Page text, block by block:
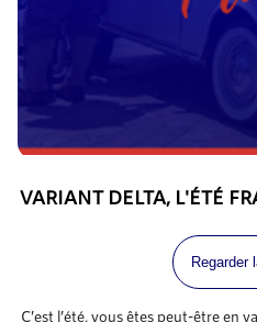
VARIANT DELTA, L'ÉTÉ
Regarder
C’est l’été, vous êtes peut-être en